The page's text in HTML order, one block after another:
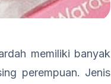
memiliki banyak
perempuan. Jenis